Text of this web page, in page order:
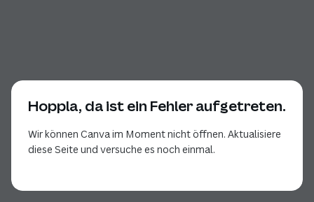
Hoppla, da ist ein Fehler aufgetreten.
Wir können Canva im Moment nicht öffnen. Aktualisiere
diese Seite und versuche es noch einmal.